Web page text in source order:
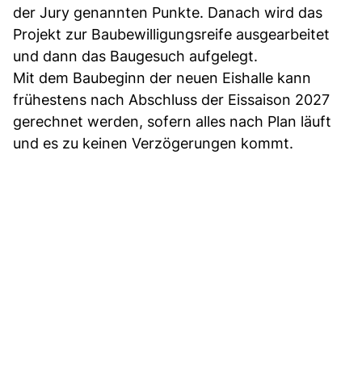
der Jury genannten Punkte. Danach wird das
Projekt zur Baubewilligungsreife ausgearbeitet
und dann das Baugesuch aufgelegt.
Mit dem Baubeginn der neuen Eishalle kann
frühestens nach Abschluss der Eissaison 2027
gerechnet werden, sofern alles nach Plan läuft
und es zu keinen Verzögerungen kommt.